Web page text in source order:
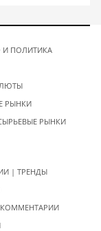
И ПОЛИТИКА
РЫНКИ
РЫНКИ
| ТРЕНДЫ